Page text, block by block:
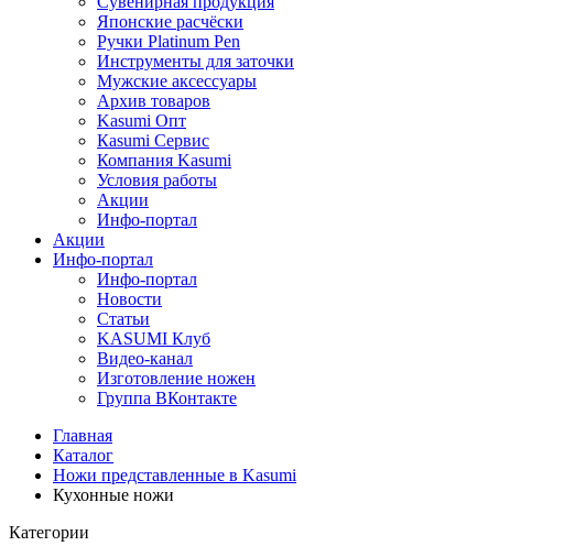
Японские расчёски
Ручки Platinum Pen
Инструменты для заточки
Мужские аксессуары
Архив товаров
Kasumi Опт
Кasumi Сервис
Компания Kasumi
Условия работы
Акции
Инфо-портал
Акции
Инфо-портал
Инфо-портал
Новости
Статьи
KASUMI Клуб
Видео-канал
Изготовление ножен
Группа ВКонтакте
Главная
Каталог
Ножи представленные в Kasumi
Кухонные ножи
Категории